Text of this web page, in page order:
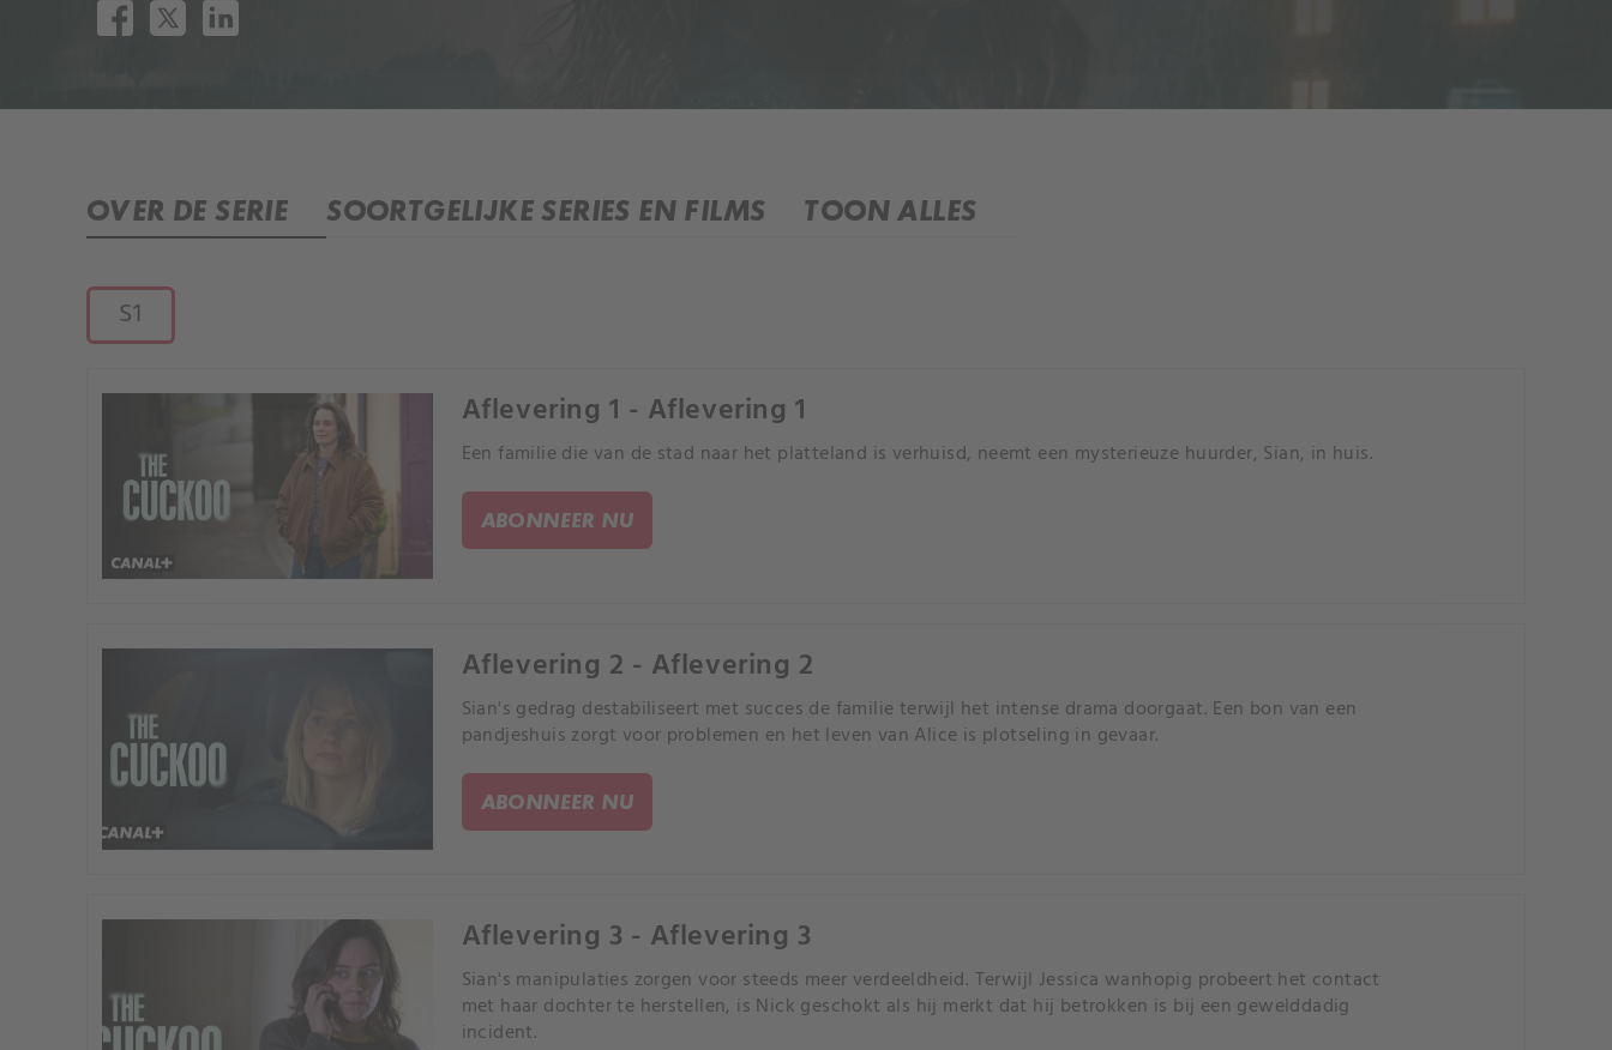
OVER DE SERIE SOORTGELIJKE SERIES EN FILMS TOON ALLES
S1
Aflevering 1 - Aflevering 1
Een familie die van de stad naar het platteland is verhuisd, neemt een mysterieuze huurder, Sian, in huis.
ABONNEER NU
Aflevering 2 - Aflevering 2
Sian's gedrag destabiliseert met succes de familie terwijl het intense drama doorgaat. Een bon van een
pandjeshuis zorgt voor problemen en het leven van Alice is plotseling in gevaar.
ABONNEER NU
Aflevering 3 - Aflevering 3
Sian's manipulaties zorgen voor steeds meer verdeeldheid. Terwijl Jessica wanhopig probeert het contact
met haar dochter te herstellen, is Nick geschokt als hij merkt dat hij betrokken is bij een gewelddadig
incident.